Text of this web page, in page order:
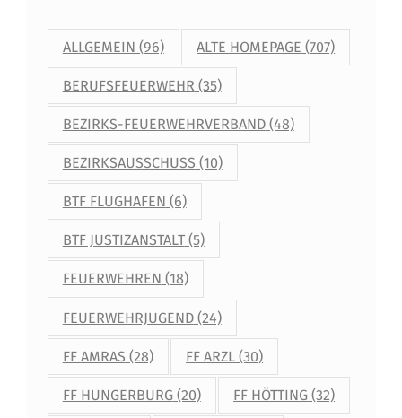
ALLGEMEIN (96) ALTE HOMEPAGE (707)
BERUFSFEUERWEHR (35)
BEZIRKS-FEUERWEHRVERBAND(48)
BEZIRKSAUSSCHUSS (10)
BTF FLUGHAFEN (6)
BTF JUSTIZANSTALT(5)
FEUERWEHREN (18)
FEUERWEHRJUGEND(24)
FF AMRAS (28) FF ARZL (30)
FF HUNGERBURG(20) FF HÖTTING (32)